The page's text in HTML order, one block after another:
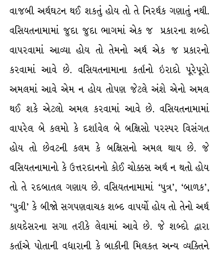
વાજબી અર્થઘટન થઈ શકતું હોય તો તે નિરર્થક ગણાતું નથી.
વસિયતનામામાં જુદા જુદા ભાગમાં એક જ પ્રકારના શબ્દો
વાપરવામાં આવ્યા હોય તો તેમનો અર્થ એક જ પ્રકારનો
કરવામાં આવે છે. વસિયતનામાના કર્તાનો ઇરાદો પૂરેપૂરો
અમલમાં આવે એમ ન હોય તોપણ જેટલે અંશે એનો અમલ
થઈ શકે એટલો અમલ કરવામાં આવે છે. વસિયતનામામાં
વાપરેલ બે કલમો કે દર્શાવેલ બે બક્ષિસો પરસ્પર વિસંગત
હોય તો છેવટની કલમ કે બક્ષિસનો અમલ થાય છે. જે
વસિયતનામાનો કે ઉત્તરદાનનો કોઈ ચોક્કસ અર્થ ન થતો હોય
તો તે રદબાતલ ગણાય છે. વસિયતનામામાં ‘પુત્ર’, ‘બાળક’,
‘પુત્રી’ કે બીજો સગપણવાચક શબ્દ વાપર્યો હોય તો તેનો અર્થ
કાયદેસરના સગા તરીકે લેવામાં આવે છે. જે શબ્દો દ્વારા
કર્તાએ પોતાની વધારાની કે બાકીની મિલકત અન્ય વ્યક્તિને